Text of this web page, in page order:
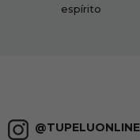
espírito